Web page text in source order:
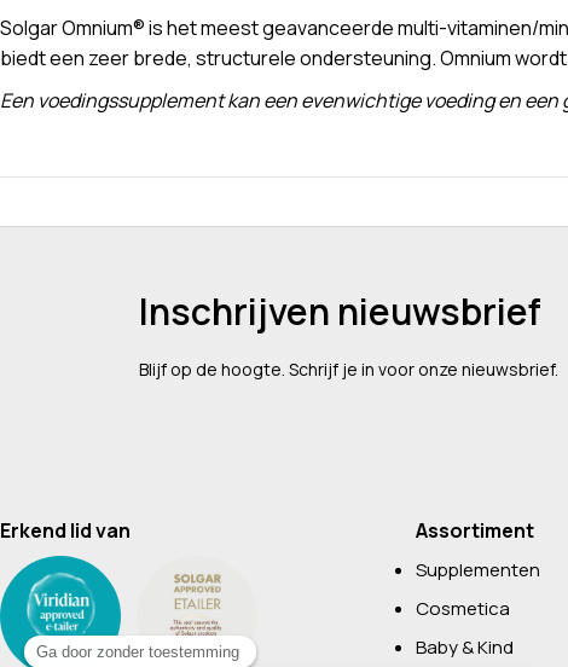
Solgar Omnium® is het meest geavanceerde multi-vitaminen/
biedt een zeer brede, structurele ondersteuning. Omnium
Een voedingssupplement kan een evenwichtige voeding en
Inschrijven nieuwsbrief
Blijf op de hoogte. Schrijf je in voor onze nieuwsbrief.
Erkend lid van Assortiment
Supplementen
Cosmetica
Baby & Kind